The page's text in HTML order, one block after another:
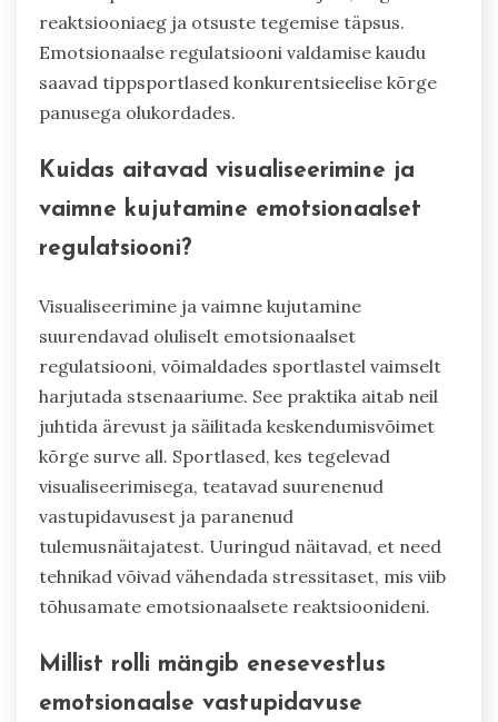
reaktsiooniaeg ja otsuste tegemise täpsus.
Emotsionaalse regulatsiooni valdamise kaudu
saavad tippsportlased konkurentsieelise kõrge
panusega olukordades.
Kuidas aitavad visualiseerimine ja
vaimne kujutamine emotsionaalset
regulatsiooni?
Visualiseerimine ja vaimne kujutamine
suurendavad oluliselt emotsionaalset
regulatsiooni, võimaldades sportlastel vaimselt
harjutada stsenaariume. See praktika aitab neil
juhtida ärevust ja säilitada keskendumisvõimet
kõrge surve all. Sportlased, kes tegelevad
visualiseerimisega, teatavad suurenenud
vastupidavusest ja paranenud
tulemusnäitajatest. Uuringud näitavad, et need
tehnikad võivad vähendada stressitaset, mis viib
tõhusamate emotsionaalsete reaktsioonideni.
Millist rolli mängib enesevestlus
emotsionaalse vastupidavuse